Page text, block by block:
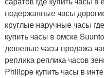
подержанные часы
круглые наручные часы
купить часы в омске
дешевые часы продажа
реплика реплика часов
Philippe купить часы в